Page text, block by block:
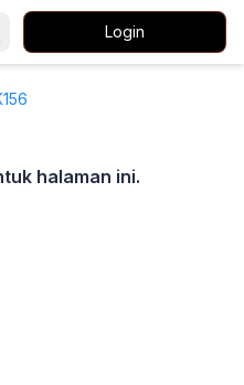
Login
halaman ini.